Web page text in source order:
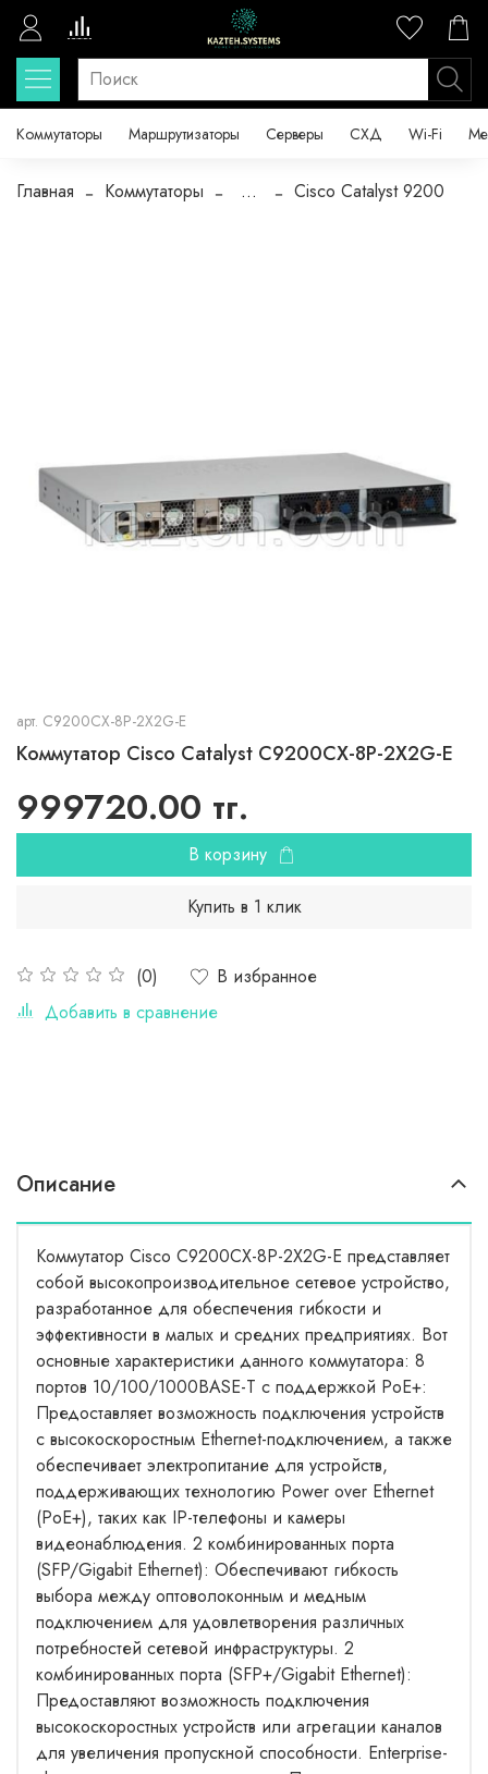
Коммутаторы Маршрутизаторы Серверы СХД Wi-Fi
Главная Коммутаторы ... Cisco Catalyst 9200
арт. C9200CX-8P-2X2G-E
Коммутатор Cisco Catalyst C9200CX-8P-2X2G-E
(0)
В избранное
Добавить в сравнение
999720.00 тг.
В корзину
Купить в 1 клик
Описание
Коммутатор Cisco C9200CX-8P-2X2G-E представляет
собой высокопроизводительное сетевое устройство,
разработанное для обеспечения гибкости и
эффективности в малых и средних предприятиях. Вот
основные характеристики данного коммутатора: 8
портов 10/100/1000BASE-T с поддержкой PoE+:
Предоставляет возможность подключения устройств
с высокоскоростным Ethernet-подключением, а также
обеспечивает электропитание для устройств,
поддерживающих технологию Power over Ethernet
(PoE+), таких как IP-телефоны и камеры
видеонаблюдения. 2 комбинированных порта
(SFP/Gigabit Ethernet): Обеспечивают гибкость
выбора между оптоволоконным и медным
подключением для удовлетворения различных
потребностей сетевой инфраструктуры. 2
комбинированных порта (SFP+/Gigabit Ethernet):
Предоставляют возможность подключения
высокоскоростных устройств или агрегации каналов
для увеличения пропускной способности. Enterprise-